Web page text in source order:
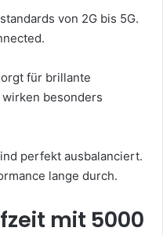
von 2G bis 5G.
für brillante
besonders
perfekt ausbalanciert.
lange durch.
mit 5000